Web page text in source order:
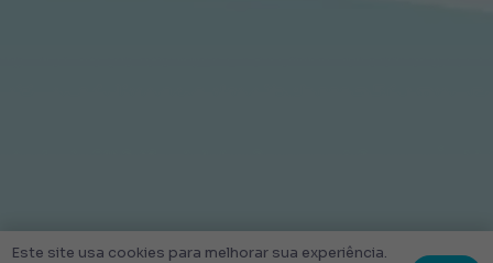
Este site usa cookies para melhorar sua experiência.